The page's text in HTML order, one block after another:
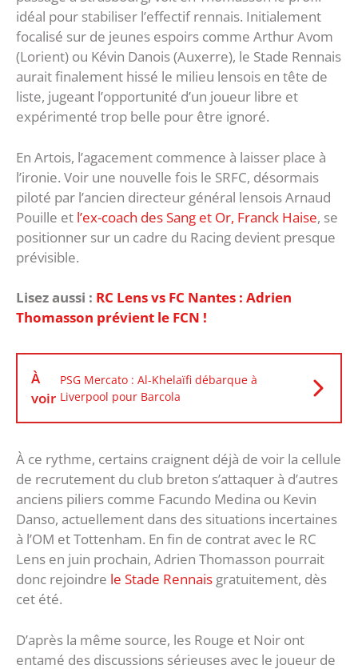
idéal pour stabiliser l’effectif rennais. Initialement
focalisé sur de jeunes espoirs comme Arthur Avom
(Lorient) ou Kévin Danois (Auxerre), le Stade Rennais
aurait finalement hissé le milieu lensois en tête de
liste, jugeant l’opportunité d’un joueur libre et
expérimenté trop belle pour être ignoré.
En Artois, l’agacement commence à laisser place à
l’ironie. Voir une nouvelle fois le SRFC, désormais
piloté par l’ancien directeur général lensois Arnaud
Pouille et l’ex-coach des Sang et Or, Franck Haise, se
positionner sur un cadre du Racing devient presque
prévisible.
Lisez aussi : RC Lens vs FC Nantes : Adrien
Thomasson prévient le FCN !
À
voir
PSG Mercato : Al-Khelaïfi débarque à
Liverpool pour Barcola
À ce rythme, certains craignent déjà de voir la cellule
de recrutement du club breton s’attaquer à d’autres
anciens piliers comme Facundo Medina ou Kevin
Danso, actuellement dans des situations incertaines
à l’OM et Tottenham. En fin de contrat avec le RC
Lens en juin prochain, Adrien Thomasson pourrait
donc rejoindre le Stade Rennais gratuitement, dès
cet été.
D’après la même source, les Rouge et Noir ont
entamé des discussions sérieuses avec le joueur de